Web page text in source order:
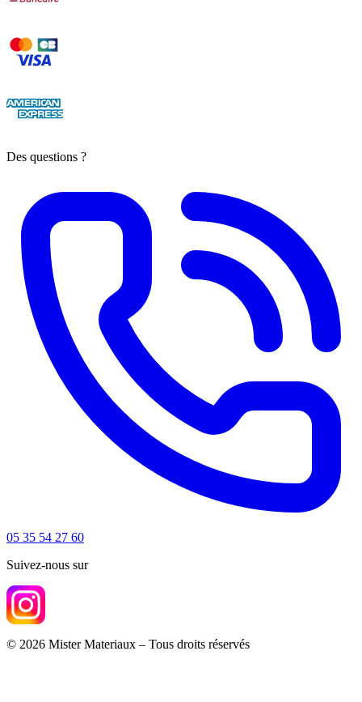
Des questions ?
05 35 54 27 60
Suivez-nous sur
© 2026 Mister Materiaux – Tous droits réservés